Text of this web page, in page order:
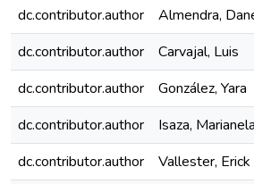
dc.contributor.author
Almendra,
dc.contributor.author
Carvajal, Luis
dc.contributor.author
González, Yara
dc.contributor.author
Isaza, Marianela
dc.contributor.author
Vallester, Erick